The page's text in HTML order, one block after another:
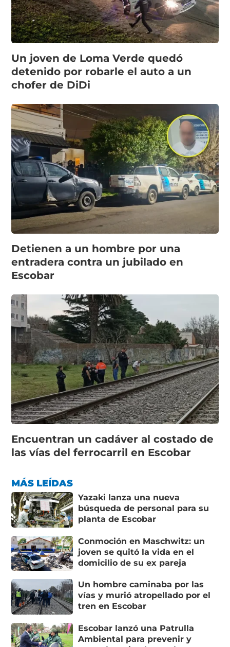
Un joven de Loma Verde quedó
detenido por robarle el auto a un
chofer de DiDi
Detienen a un hombre por una
entradera contra un jubilado en
Escobar
Encuentran un cadáver al costado de
las vías del ferrocarril en Escobar
MÁS LEÍDAS
Yazaki lanza una nueva
búsqueda de personal para su
planta de Escobar
Conmoción en Maschwitz: un
joven se quitó la vida en el
domicilio de su ex pareja
Un hombre caminaba por las
vías y murió atropellado por el
tren en Escobar
Escobar lanzó una Patrulla
Ambiental para prevenir y